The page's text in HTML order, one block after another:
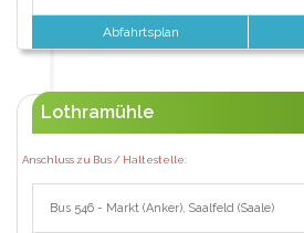
Abfahrtsplan
Lothramühle
Anschluss zu Bus / Haltestelle:
Bus 546 - Markt (Anker), Saalfeld (Saale)